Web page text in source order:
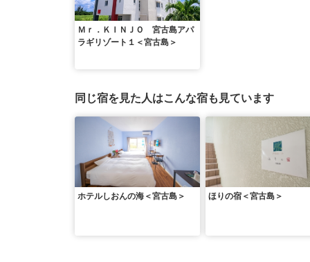
Ｍｒ．ＫＩＮＪＯ 宮古島アパ
ラギリゾート１＜宮古島＞
同じ宿を見た人はこんな宿も見ています
ホテルしおんの海＜宮古島＞ ほりの宿＜宮古島＞